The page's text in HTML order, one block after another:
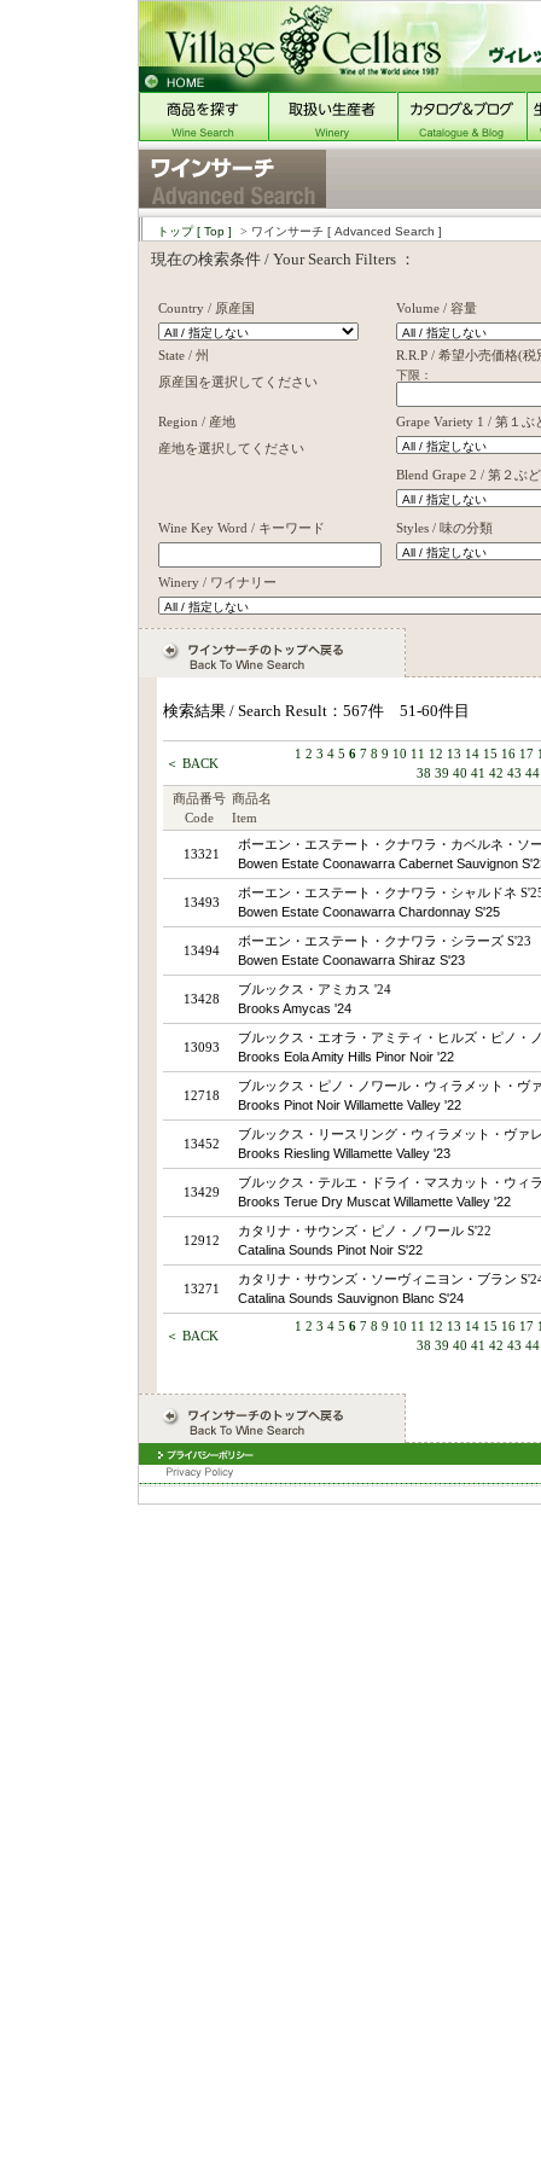
トップ[ Top ] > ワインサーチ [ Advanced Search ]
現在の検索条件 / Your Search Filters ：
Country / 原産国 Volume / 容量
State / 州
R.R.P / 希望小売価格(税
原産国を選択してください
下限： 上
Region / 産地
Grape Variety 1 / 第１ぶ
産地を選択してください
Blend Grape 2 / 第２ぶ
Wine Key Word / キーワード Styles / 味の分類
Winery / ワイナリー
検索結果 / Search Result：567件 51-60件目
＜ BACK
1 2 3 4 5 6 7 8 9 10 11 12 13 14 15 16 17
38 39 40 41 42 43 44
商品番号
Code
商品名
Item
13321
ボーエン・エステート・クナワラ・カベルネ・ソ
Bowen Estate Coonawarra Cabernet Sauvignon
13493
ボーエン・エステート・クナワラ・シャルドネ
Bowen Estate Coonawarra Chardonnay S'25
13494
ボーエン・エステート・クナワラ・シラーズ S'23
Bowen Estate Coonawarra Shiraz S'23
13428
ブルックス・アミカス '24
Brooks Amycas '24
13093
ブルックス・エオラ・アミティ・ヒルズ・ピノ・
Brooks Eola Amity Hills Pinor Noir '22
12718
ブルックス・ピノ・ノワール・ウィラメット・ヴ
Brooks Pinot Noir Willamette Valley '22
13452
ブルックス・リースリング・ウィラメット・ヴァ
Brooks Riesling Willamette Valley '23
13429
ブルックス・テルエ・ドライ・マスカット・ウィ
Brooks Terue Dry Muscat Willamette Valley '22
12912
カタリナ・サウンズ・ピノ・ノワール S'22
Catalina Sounds Pinot Noir S'22
13271
カタリナ・サウンズ・ソーヴィニヨン・ブラン
Catalina Sounds Sauvignon Blanc S'24
＜ BACK
1 2 3 4 5 6 7 8 9 10 11 12 13 14 15 16 17
38 39 40 41 42 43 44